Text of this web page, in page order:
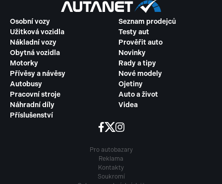
Osobní vozy
Užitková vozidla
Nákladní vozy
Obytná vozidla
Motorky
Přívěsy a návěsy
Autobusy
Pracovní stroje
Náhradní díly
Příslušenství
Seznam prodejců
Testy aut
Prověřit auto
Novinky
Rady a tipy
Nové modely
Ojetiny
Auto a život
Videa
Pro autobazary
Reklama
Kontakty
Soukromí